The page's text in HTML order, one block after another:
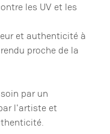
les UV et les
et authenticité à
proche de la
par un
l'artiste et